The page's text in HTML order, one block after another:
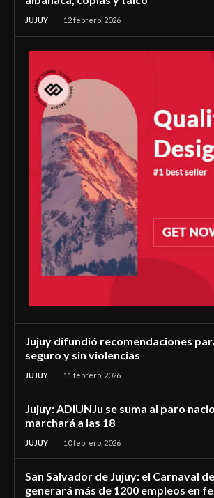
JUJUY 12 febrero, 2026
Jujuy difundió recomendaciones
seguro y sin violencias
JUJUY 11 febrero, 2026
Jujuy: ADIUNJu se suma al paro
marchará a las 18
JUJUY 10 febrero, 2026
San Salvador de Jujuy: el Carnaval
generará más de 1200 empleos en